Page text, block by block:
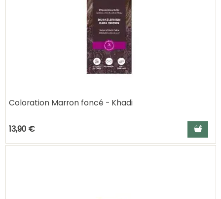
Coloration Marron foncé - Khadi
13,90 € Ajouter